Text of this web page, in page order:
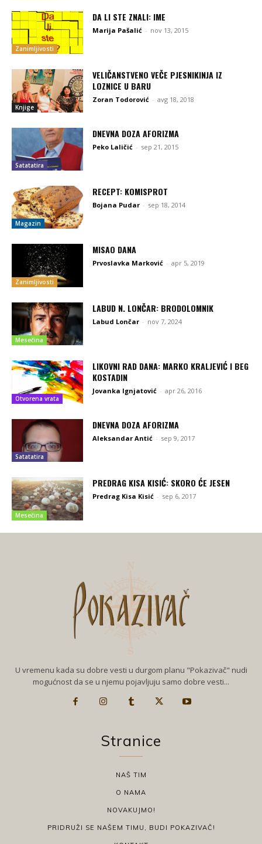
Zanimljivosti
DA LI STE ZNALI: IME
Marija Pašalić - nov 13, 2015
Knjige
VELIČANSTVENO VEČE PJESNIKINJA IZ
LOZNICE U BARU
Zoran Todorović - avg 18, 2018
Satatatira
DNEVNA DOZA AFORIZMA
Peko Laličić - sep 21, 2015
Magazin
RECEPT: KOMISPROT
Bojana Pudar - sep 18, 2014
Zanimljivosti
MISAO DANA
Prvoslavka Marković - apr 5, 2019
Mesečina
LABUD N. LONČAR: BRODOLOMNIK
Labud Lončar - nov 7, 2024
Otvorena vrata
LIKOVNI RAD DANA: MARKO KRALJEVIĆ I BEG
KOSTADIN
Jovanka Ignjatović - apr 26, 2016
Satatatira
DNEVNA DOZA AFORIZMA
Aleksandar Antić - sep 9, 2017
Mesečina
PREDRAG KISA KISIĆ: SKORO ĆE JESEN
Predrag Kisa Kisić - sep 6, 2017
U vremenu kada su dobre vesti u durgom planu "Pokazivač" nudi
mogućnost da se u njemu pojavljuju samo dobre vesti...
Stranice
NAŠ TIM
O NAMA
NOVAKUJMO!
PRIDRUŽI SE NAŠEM TIMU, BUDI POKAZIVAČ!